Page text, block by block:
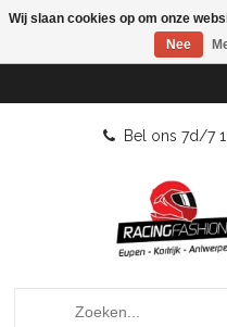
Bel ons 7d/7
Wij slaan cookies op om onze
Nee